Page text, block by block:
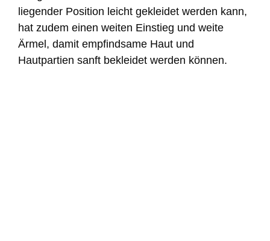
liegender Position leicht gekleidet werden kann,
hat zudem einen weiten Einstieg und weite
Ärmel, damit empfindsame Haut und
Hautpartien sanft bekleidet werden können.